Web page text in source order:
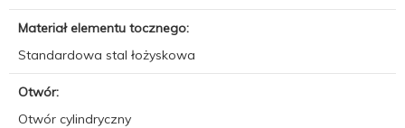
Materiał elementu tocznego:
Standardowa stal łożyskowa
Otwór:
Otwór cylindryczny